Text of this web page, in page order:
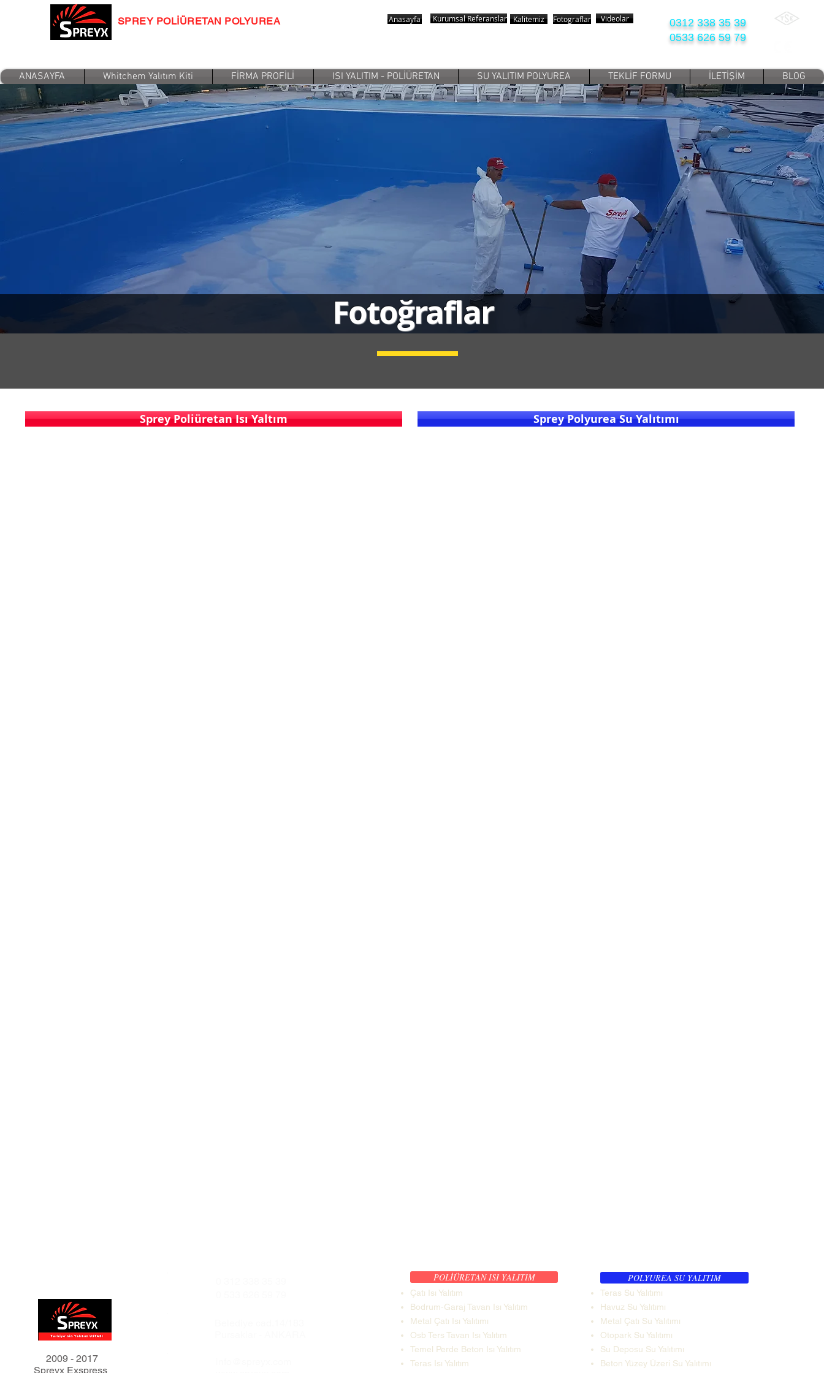
SPREY POLİÜRETAN POLYUREA Anasayfa KurumsalReferanslar Kalitemiz Fotograflar Videolar
0312 338 35 39
0533 626 59 79
ANASAYFA Whitchem Yalıtım Kiti FİRMA PROFİLİ ISI YALITIM - POLİÜRETAN SU YALITIM POLYUREA TEKLİF FORMU İLETİŞİM BLOG
Fotoğraflar
Sprey Poliüretan Isı Yaltım Sprey Polyurea Su Yalıtımı
2009 - 2017
Spreyx Exspress
POLİÜRETAN ISI YALITIM
Çatı Isı Yalıtım
Bodrum-Garaj Tavan Isı Yalıtım
Metal Çatı Isı Yalıtımı
Osb Ters Tavan Isı Yalıtım
Temel Perde Beton Isı Yalıtım
Teras Isı Yalıtım
POLYUREA SU YALITIM
Teras Su Yalıtımı
Havuz Su Yalıtımı
Metal Çatı Su Yalıtımı
Otopark Su Yalıtımı
Su Deposu Su Yalıtımı
Beton Yüzey Üzeri Su Yalıtımı